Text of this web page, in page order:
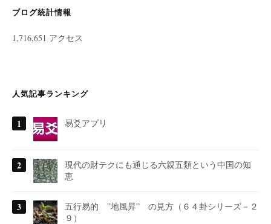
ブログ統計情報
1,716,651 アクセス
人気記事ランキング
易爻アプリ
現代の財テクにも通じる六親五類という中国の知
恵
五行易的 ”地風昇” の見方（６４卦シリーズ－２
９）